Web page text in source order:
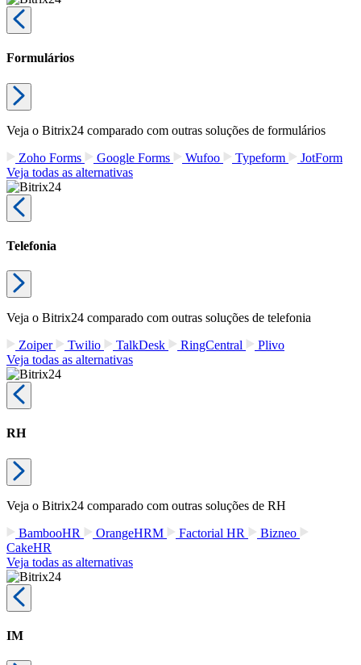
Formulários
Veja o Bitrix24 comparado com outras soluções de formulários
Zoho Forms
Google Forms Wufoo Typeform
JotForm
Veja todas as alternativas
Telefonia
Veja o Bitrix24 comparado com outras soluções de telefonia
Zoiper
Twilio TalkDesk RingCentral
Plivo
Veja todas as alternativas
RH
Veja o Bitrix24 comparado com outras soluções de RH
BambooHR
OrangeHRM Factorial HR
Bizneo
CakeHR
Veja todas as alternativas
IM